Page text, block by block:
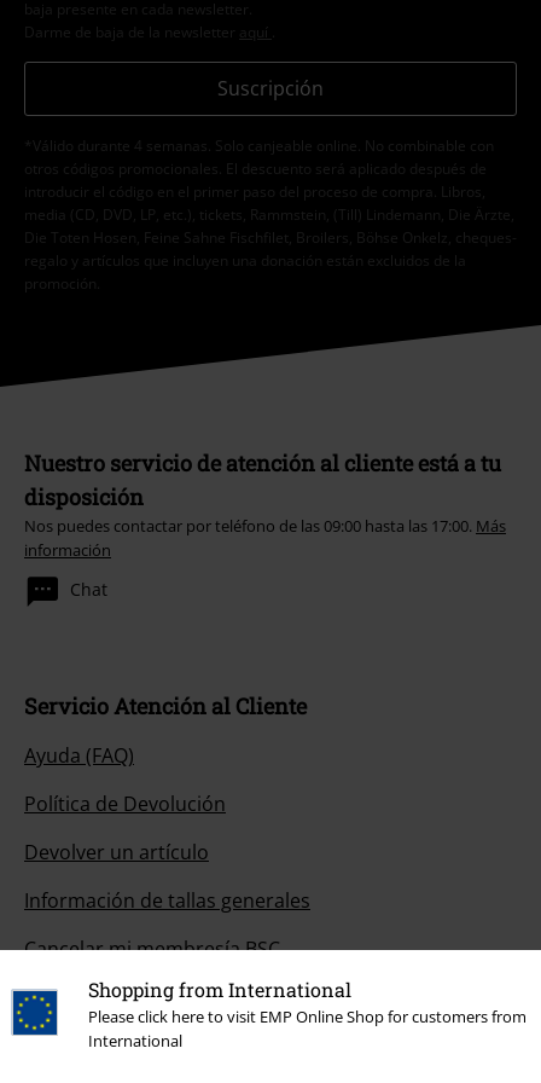
Shopping from International
Please click here to visit EMP Online Shop for customers from
International
baja presente en cada newsletter.
Darme de baja de la newsletter
aquí
Suscripción
*Válido durante 4 semanas. Solo canjeable online. No combinable con
otros códigos promocionales. El descuento será aplicado después de
introducir el código en el primer paso del proceso de compra. Libros,
media (CD, DVD, LP, etc.), tickets, Rammstein, (Till) Lindemann, Die Ärzte,
Die Toten Hosen, Feine Sahne Fischfilet, Broilers, Böhse Onkelz, cheques-
regalo y artículos que incluyen una donación están excluidos de la
promoción.
Nuestro servicio de atención al cliente está a tu
disposición
Nos puedes contactar por teléfono de las 09:00 hasta las 17:00. Más
información
Chat
Servicio Atención al Cliente
Ayuda (FAQ)
Política de Devolución
Devolver un artículo
Información de tallas generales
Cancelar mi membresía BSC
Métodos de pago